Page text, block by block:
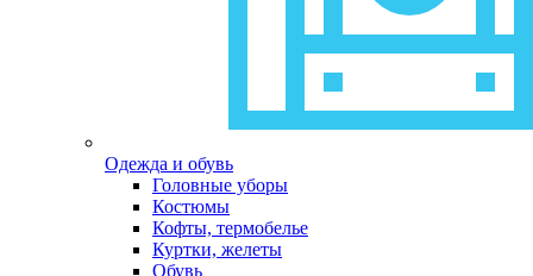
Одежда и обувь
Головные уборы
Костюмы
Кофты, термобелье
Куртки, желеты
Обувь